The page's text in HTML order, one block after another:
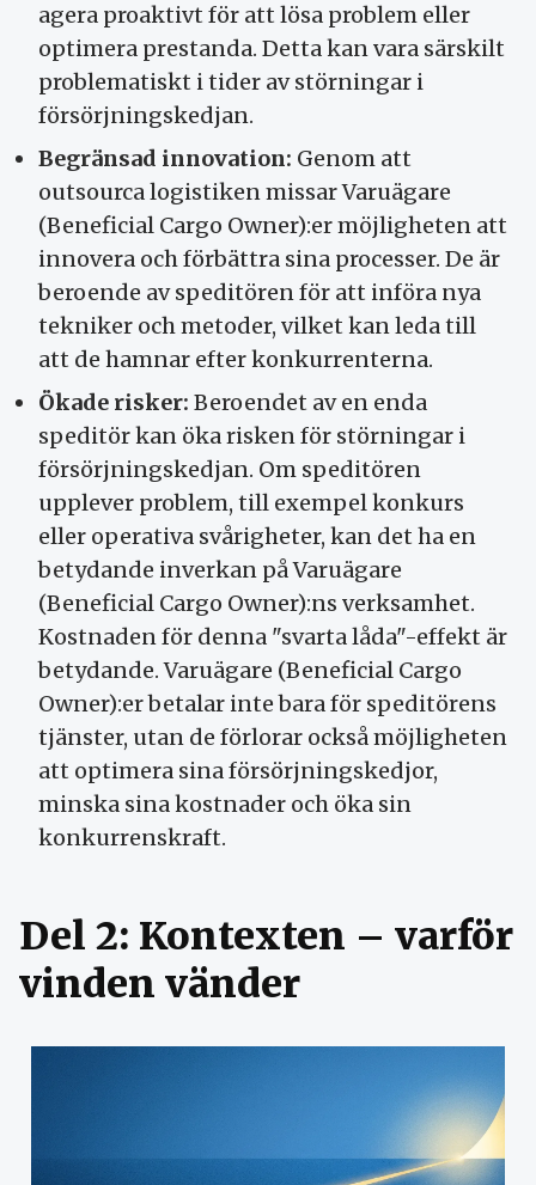
agera proaktivt för att lösa problem eller
optimera prestanda. Detta kan vara särskilt
problematiskt i tider av störningar i
försörjningskedjan.
Begränsad innovation: Genom att
outsourca logistiken missar Varuägare
(Beneficial Cargo Owner):er möjligheten att
innovera och förbättra sina processer. De är
beroende av speditören för att införa nya
tekniker och metoder, vilket kan leda till
att de hamnar efter konkurrenterna.
Ökade risker: Beroendet av en enda
speditör kan öka risken för störningar i
försörjningskedjan. Om speditören
upplever problem, till exempel konkurs
eller operativa svårigheter, kan det ha en
betydande inverkan på Varuägare
(Beneficial Cargo Owner):ns verksamhet.
Kostnaden för denna "svarta låda"-effekt är
betydande. Varuägare (Beneficial Cargo
Owner):er betalar inte bara för speditörens
tjänster, utan de förlorar också möjligheten
att optimera sina försörjningskedjor,
minska sina kostnader och öka sin
konkurrenskraft.
Del 2: Kontexten – varför
vinden vänder